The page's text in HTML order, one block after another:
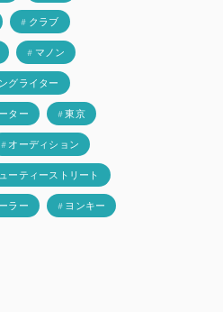
# クラブ
# マノン
グライター
ター # 東京
# オーディション
ーティーストリート
ラー # ヨンキー